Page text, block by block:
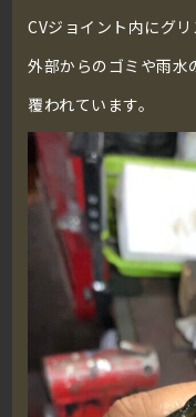
CVジョイント内にグ
外部からのゴミや雨水
覆われています。